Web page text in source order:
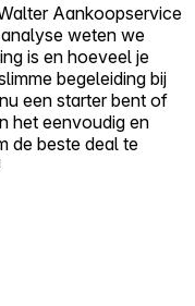
Aankoopservice
weten we
is en hoeveel je
begeleiding bij
een starter bent of
het eenvoudig en
de beste deal te